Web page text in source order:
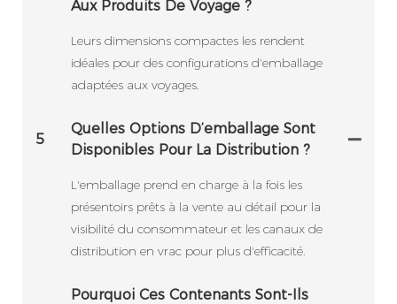
Aux Produits De Voyage ?
Leurs dimensions compactes les rendent
idéales pour des configurations d'emballage
adaptées aux voyages.
5
Quelles Options D’emballage Sont
Disponibles Pour La Distribution ?
L'emballage prend en charge à la fois les
présentoirs prêts à la vente au détail pour la
visibilité du consommateur et les canaux de
distribution en vrac pour plus d'efficacité.
Pourquoi Ces Contenants Sont-Ils